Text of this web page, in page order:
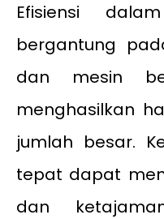
Efisiensi
bergantung
dan mesin
menghasilkan
jumlah besar.
tepat dapat
dan